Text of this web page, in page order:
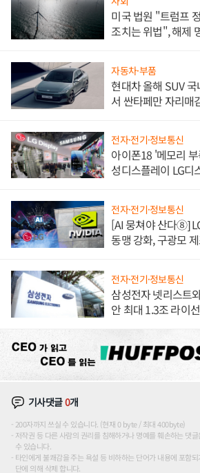
미국 법원 "트럼프
조치는 위법", 해제
자동차·부품
현대차 올해 SUV
서 싼타페만 자리매
전자·전기·정보통신
아이폰18 '메모리
성디스플레이 LG디
전자·전기·정보통신
[AI 뭉쳐야 산다⑧]
동맹 강화, 구광모
전자·전기·정보통신
삼성전자 넷리스트
안 최대 1.3조 라이
기사댓글0개
200자까지 쓰실 수 있습니다. (현재 0 byte / 최대 400byte)
저작권 등 다른 사람의 권리를 침해하거나 명예를 훼손하는 댓
수 있습니다.
타인에게 불쾌감을 주는 욕설 등 비하하는 단어가 내용에 포함
단에 의해 삭제 합니다.